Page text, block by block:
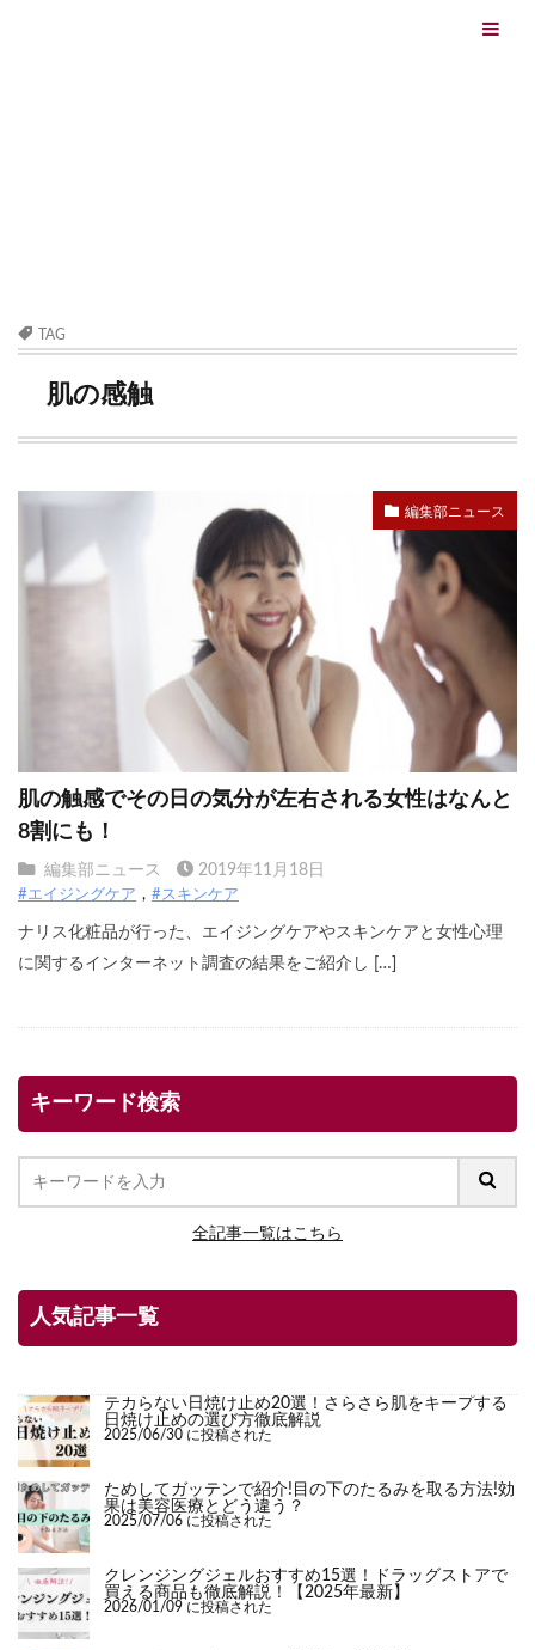
TAG
肌の感触
編集部ニュース
肌の触感でその日の気分が左右される女性はなんと
8割にも！
編集部ニュース 2019年11月18日
#エイジングケア #スキンケア
ナリス化粧品が行った、エイジングケアやスキンケアと女性心理
に関するインターネット調査の結果をご紹介し […]
キーワード検索
全記事一覧はこちら
人気記事一覧
テカらない日焼け止め20選！さらさら肌をキープする
日焼け止めの選び方徹底解説
2025/06/30 に投稿された
ためしてガッテンで紹介!目の下のたるみを取る方法!効
果は美容医療とどう違う？
2025/07/06 に投稿された
クレンジングジェルおすすめ15選！ドラッグストアで
買える商品も徹底解説！【2025年最新】
2026/01/09 に投稿された